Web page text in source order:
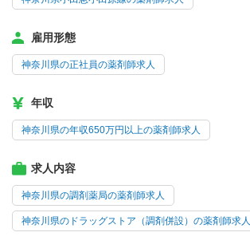
雇用形態
神奈川県の正社員の薬剤師求人
年収
神奈川県の年収650万円以上の薬剤師求人
求人内容
神奈川県の調剤薬局の薬剤師求人
神奈川県のドラッグストア（調剤併設）の薬剤師求人